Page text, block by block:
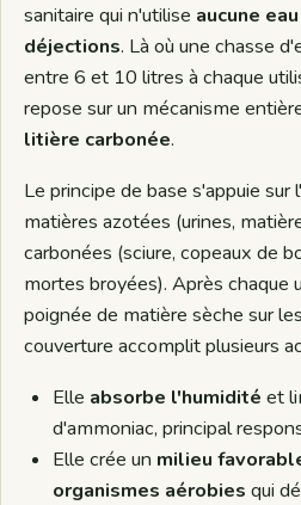
sanitaire qui n'utilise aucune
déjections. Là où une chasse
entre 6 et 10 litres à chaque
repose sur un mécanisme
litière carbonée.
Le principe de base s'appuie
matières azotées (urines,
carbonées (sciure, copeaux de
mortes broyées). Après chaque
poignée de matière sèche sur
couverture accomplit plusieurs
Elle absorbe l'humidité et
d'ammoniac, principal
Elle crée un milieu
organismes aérobies qui